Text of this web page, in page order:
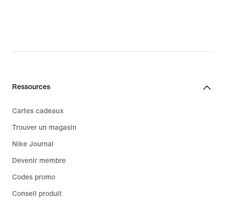
Ressources
Cartes cadeaux
Trouver un magasin
Nike Journal
Devenir membre
Codes promo
Conseil produit